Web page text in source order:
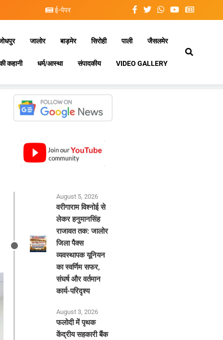
ई-पेपर
जालोर बाड़मेर सिरोही पाली जैसलमेर
कहानी धर्म/आस्था संपादकीय VIDEO GALLERY
August 5, 2026
वरीगाराम विश्नोई से
लेकर हनुमानसिंह
राजावत तक: जालोर
जिला पैक्स
व्यवस्थापक यूनियन
का स्वर्णिम सफर,
संघर्ष और वर्तमान
कार्य-परिदृश्य
August 3, 2026
फलोदी में पृथक
केंद्रीय सहकारी बैंक